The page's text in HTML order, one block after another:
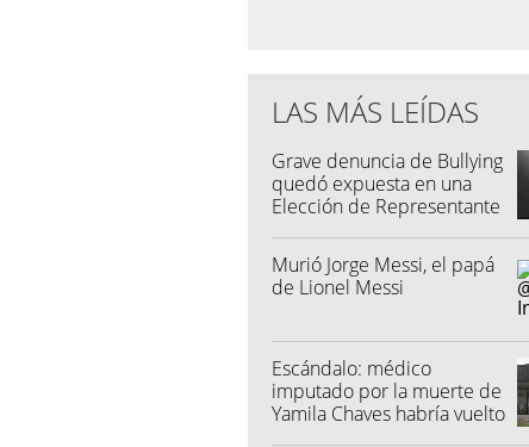
LAS MÁS LEÍDAS
Grave denuncia de Bullying
quedó expuesta en una
Elección de Representante
Murió Jorge Messi, el papá
de Lionel Messi
Escándalo: médico
imputado por la muerte de
Yamila Chaves habría vuelto